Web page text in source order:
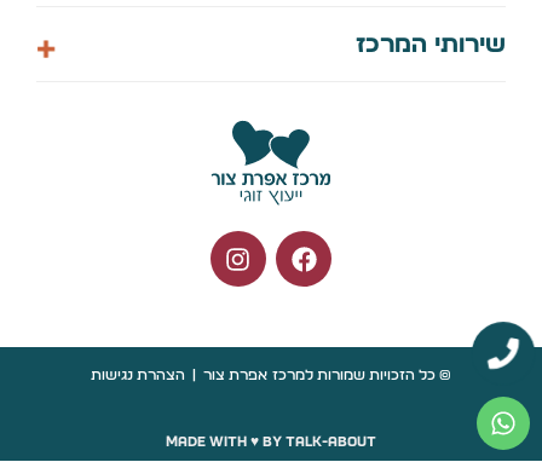
הצהרת נגישות
דף הבית
שירותי המרכז
© כל הזכויות שמורות למרכז אפרת צור הצהרת נגישות
Made with ♥️ by talk-about